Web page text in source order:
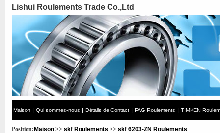
Lishui Roulements Trade Co.,Ltd
Maison Qui sommes-nous Détails de Contact FAG Roulements TIMKEN
Position: Maison >> skf Roulements >> skf 6203-ZN Roulements